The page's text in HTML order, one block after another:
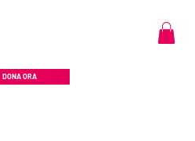
DONA ORA